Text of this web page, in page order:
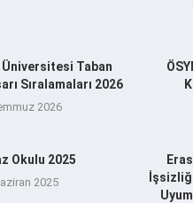
Üniversitesi Taban
Sıralamaları 2026
2026
Okulu 2025
2025